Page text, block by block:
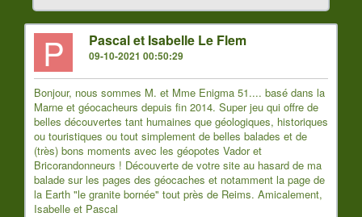
P Pascal et Isabelle Le Flem
09-10-2021 00:50:29
Bonjour, nous sommes M. et Mme Enigma 51.... basé dans la
Marne et géocacheurs depuis fin 2014. Super jeu qui offre de
belles découvertes tant humaines que géologiques, historiques
ou touristiques ou tout simplement de belles balades et de
(très) bons moments avec les géopotes Vador et
Bricorandonneurs ! Découverte de votre site au hasard de ma
balade sur les pages des géocaches et notamment la page de
la Earth "le granite bornée" tout près de Reims. Amicalement,
Isabelle et Pascal